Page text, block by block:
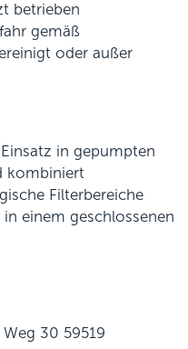
betrieben
gemäß
oder außer
in gepumpten
kombiniert
Filterbereiche
einem geschlossenen
30 59519